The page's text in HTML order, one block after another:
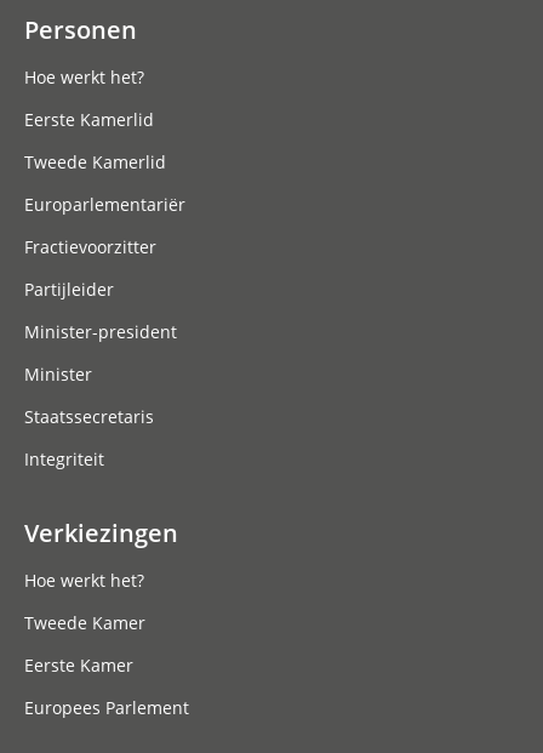
Personen
Hoe werkt het?
Eerste Kamerlid
Tweede Kamerlid
Europarlementariër
Fractievoorzitter
Partijleider
Minister-president
Minister
Staatssecretaris
Integriteit
Verkiezingen
Hoe werkt het?
Tweede Kamer
Eerste Kamer
Europees Parlement